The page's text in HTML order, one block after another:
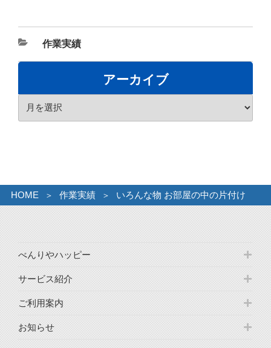
カ
テ
ー
作業実績
アーカイブ
HOME 作業実績 いろんな物 お部屋の中の片付け
べんりやハッピー
サービス紹介
ご利用案内
お知らせ